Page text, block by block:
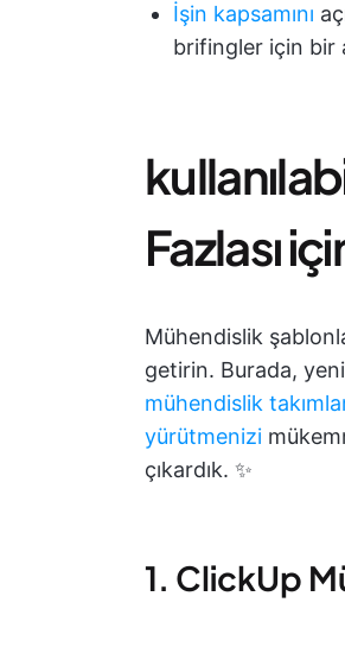
İşin kapsamını
brifingler için bir
Fazlası
Mühendislik
getirin. Burada,
mühendislik
yürütmenizi
çıkardık. ✨
1. ClickUp